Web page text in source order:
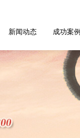
新闻动态 成功案例